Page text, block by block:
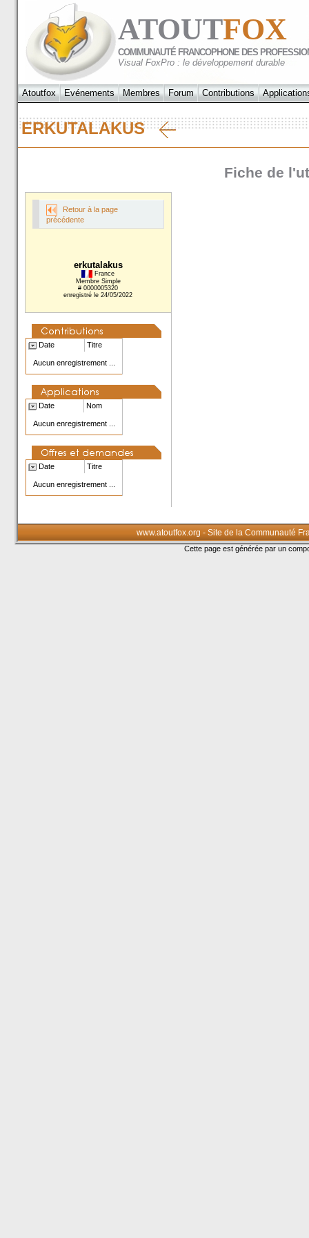
ATOUTFOX
COMMUNAUTÉ FRANCOPHONE DES
Visual FoxPro : le développement durable
Atoutfox Evénements Membres Forum Contributions
ERKUTALAKUS
Fiche de
Retour à la page
précédente
erkutalakus
France
Membre Simple
# 0000005320
enregistré le 24/05/2022
Date Titre
Aucun enregistrement ...
Date Nom
Aucun enregistrement ...
Date Titre
Aucun enregistrement ...
www.atoutfox.org - Site de la Communauté
Cette page est générée par un